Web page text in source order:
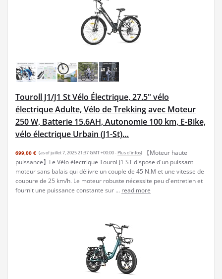
Touroll J1/J1 St Vélo Électrique, 27.5" vélo
électrique Adulte, Vélo de Trekking avec Moteur
250 W, Batterie 15.6AH, Autonomie 100 km, E-Bike,
vélo électrique Urbain (J1-St)…
699,00 € (as of juillet 7, 2025 21:37 GMT +00:00 - Plus d’infos)
【Moteur haute
puissance】Le Vélo électrique Tourol J1 ST dispose d'un puissant
moteur sans balais qui délivre un couple de 45 N.M et une vitesse de
coupure de 25 km/h. Le moteur robuste nécessite peu d'entretien et
fournit une puissance constante sur ... read more